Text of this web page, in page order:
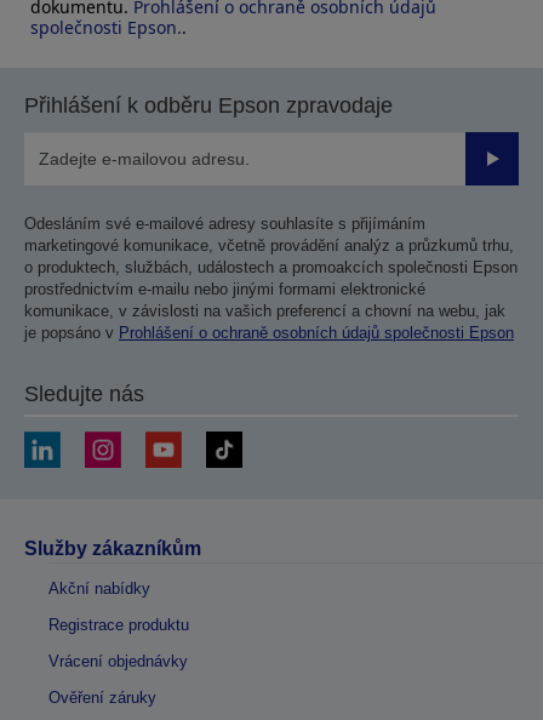
dokumentu. Prohlášení o ochraně osobních údajů
společnosti Epson..
Přihlášení k odběru Epson zpravodaje
Odesláním své e-mailové adresy souhlasíte s přijímáním
marketingové komunikace, včetně provádění analýz a průzkumů trhu,
o produktech, službách, událostech a promoakcích společnosti Epson
prostřednictvím e-mailu nebo jinými formami elektronické
komunikace, v závislosti na vašich preferencí a chovní na webu, jak
je popsáno v Prohlášení o ochraně osobních údajů společnosti Epson
Sledujte nás
Služby zákazníkům
Akční nabídky
Registrace produktu
Vrácení objednávky
Ověření záruky